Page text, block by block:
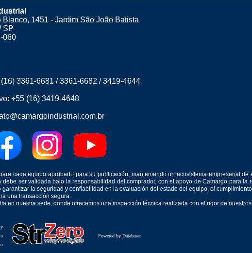
Blanco, 1451 - Jardim São João Batista
SP
060
3361-6681 /3361-6682 /3419-4644
+55 (16) 3419-4648
cada equipo aprobado para su publicación, manteniendo un ecosistema empresarial de
ser validada bajo la responsabilidad del comprador, con el apoyo de Camargo para la
la seguridad y confiabilidad en la evaluación del estado del equipo, el
una transacción segura.
en nuestra sede, donde ofrecemos una inspección técnica realizada con el rigor de
Powered by Databaser